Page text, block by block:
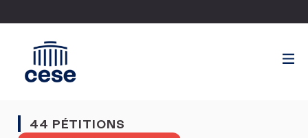
44 PÉTITIONS